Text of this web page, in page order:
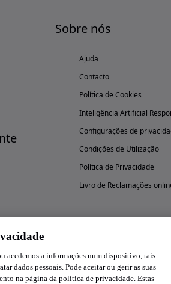
Sobre nós
Ajuda
Contacto
Política de Cookies
Inteligência Artificial
Configurações de
Condições de Utilização
Política de Privacidade
Livro de Reclamações
acedemos a informações num dispositivo, tais
dados pessoais. Pode aceitar ou gerir as suas
na página da política de privacidade. Estas